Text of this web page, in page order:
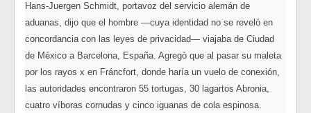
Hans-Juergen Schmidt, portavoz del servicio alemán de
aduanas, dijo que el hombre —cuya identidad no se reveló en
concordancia con las leyes de privacidad— viajaba de Ciudad
de México a Barcelona, España. Agregó que al pasar su maleta
por los rayos x en Fráncfort, donde haría un vuelo de conexión,
las autoridades encontraron 55 tortugas, 30 lagartos Abronia,
cuatro víboras cornudas y cinco iguanas de cola espinosa.